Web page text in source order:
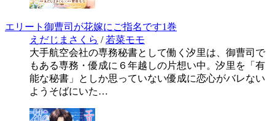
エリート御曹司が花嫁にご指名です1巻
えだじまさくら / 若菜モモ
大手航空会社の専務秘書として働く汐里は、御曹司で
もある専務・優成に６年越しの片想い中。汐里を「有
能な秘書」としか思っていない優成に恋心がバレない
ようそばにいた…